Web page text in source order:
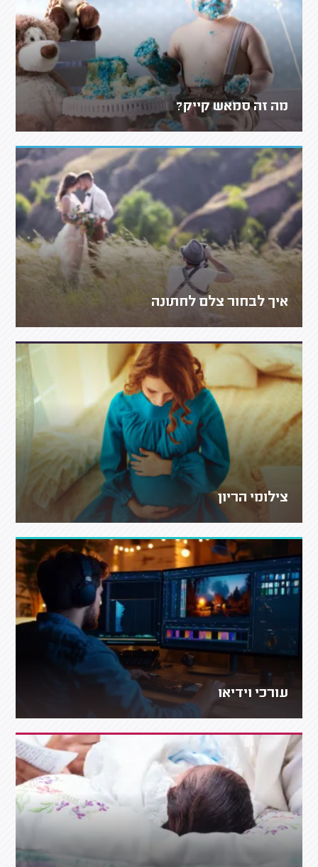
מה זה סמאש קייק?
איך לבחור צלם לחתונה
צילומי הריון
עורכי וידיאו